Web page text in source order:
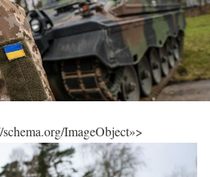
ImageObject»>